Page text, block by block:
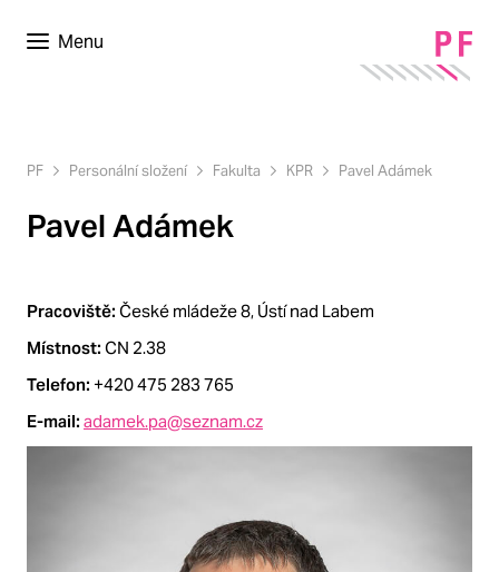
Menu
PF Personální složení Fakulta KPR Pavel Adámek
Pavel Adámek
Pracoviště: České mládeže 8, Ústí nad Labem
Místnost: CN 2.38
Telefon: +420 475 283 765
E-mail: adamek.pa@seznam.cz